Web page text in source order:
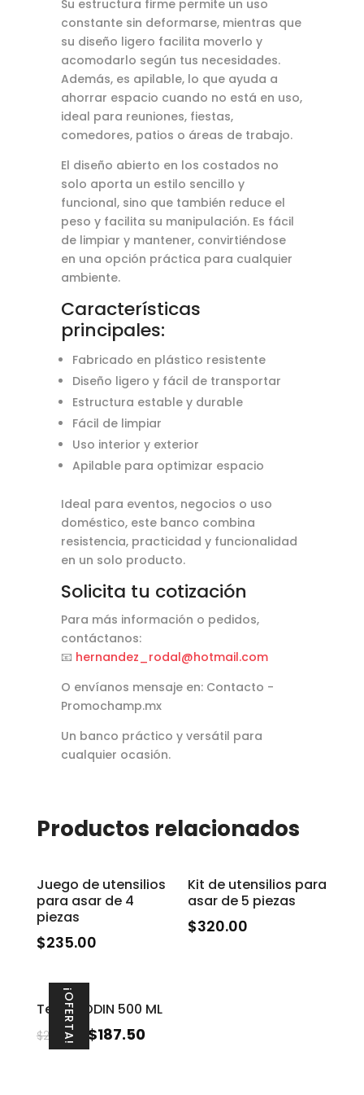
Su estructura firme permite un uso
constante sin deformarse, mientras que
su diseño ligero facilita moverlo y
acomodarlo según tus necesidades.
Además, es apilable, lo que ayuda a
ahorrar espacio cuando no está en uso,
ideal para reuniones, fiestas,
comedores, patios o áreas de trabajo.
El diseño abierto en los costados no
solo aporta un estilo sencillo y
funcional, sino que también reduce el
peso y facilita su manipulación. Es fácil
de limpiar y mantener, convirtiéndose
en una opción práctica para cualquier
ambiente.
Características
principales:
Fabricado en plástico resistente
Diseño ligero y fácil de transportar
Estructura estable y durable
Fácil de limpiar
Uso interior y exterior
Apilable para optimizar espacio
Ideal para eventos, negocios o uso
doméstico, este banco combina
resistencia, practicidad y funcionalidad
en un solo producto.
Solicita tu cotización
Para más información o pedidos,
contáctanos:
📧 hernandez_rodal@hotmail.com
O envíanos mensaje en: Contacto -
Promochamp.mx
Un banco práctico y versátil para
cualquier ocasión.
Productos relacionados
Juego de utensilios
para asar de 4
piezas
$235.00
Kit de utensilios para
asar de 5 piezas
$320.00
¡OFERTA!
Termo ODIN 500 ML
$220.00 $187.50